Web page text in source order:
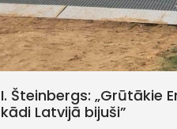
I. Šteinbergs: „Grūtākie
kādi Latvijā bijuši”